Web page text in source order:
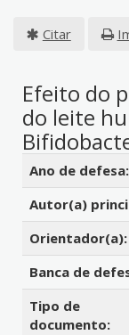
Citar
Efeito do
do leite
Detalhes
Ano de defesa:
Autor(a)
Orientador(a):
Banca de
Tipo de
documento: